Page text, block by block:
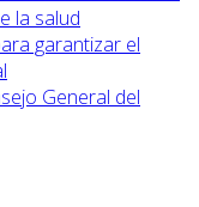
la salud
garantizar el
General del